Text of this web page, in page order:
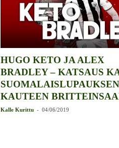
HUGO KETO JA ALEX
BRADLEY – KATSAUS
SUOMALAISLUPAUKSEN
KAUTEEN
Kalle Kurittu - 04/06/2019